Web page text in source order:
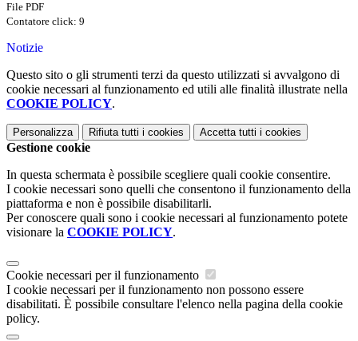
File PDF
Contatore click: 9
Notizie
Questo sito o gli strumenti terzi da questo utilizzati si avvalgono di
cookie necessari al funzionamento ed utili alle finalità illustrate nella
COOKIE POLICY.
Personalizza Rifiuta tutti i cookies Accetta tutti i cookies
Gestione cookie
In questa schermata è possibile scegliere quali cookie consentire.
I cookie necessari sono quelli che consentono il funzionamento della
piattaforma e non è possibile disabilitarli.
Per conoscere quali sono i cookie necessari al funzionamento potete
visionare la COOKIE POLICY.
Cookie necessari per il funzionamento
I cookie necessari per il funzionamento non possono essere
disabilitati. È possibile consultare l'elenco nella pagina della cookie
policy.